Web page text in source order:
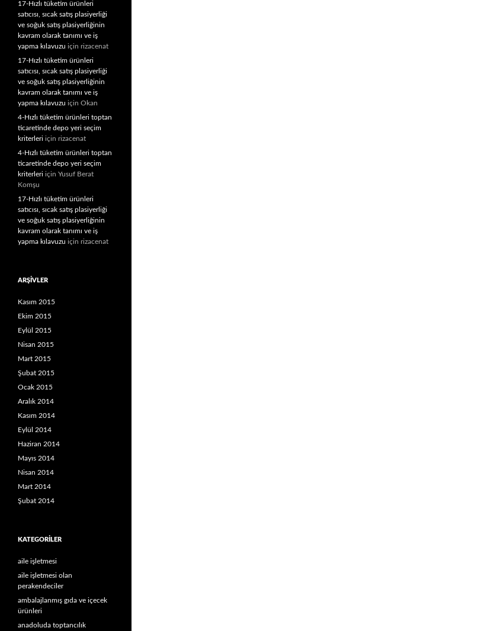
17-Hızlı tüketim ürünleri
satıcısı, sıcak satış plasiyerliği
ve soğuk satış plasiyerliğinin
kavram olarak tanımı ve iş
yapma kılavuzu için rizacenat
17-Hızlı tüketim ürünleri
satıcısı, sıcak satış plasiyerliği
ve soğuk satış plasiyerliğinin
kavram olarak tanımı ve iş
yapma kılavuzu için Okan
4-Hızlı tüketim ürünleri toptan
ticaretinde depo yeri seçim
kriterleri için rizacenat
4-Hızlı tüketim ürünleri toptan
ticaretinde depo yeri seçim
kriterleri için Yusuf Berat
Komşu
17-Hızlı tüketim ürünleri
satıcısı, sıcak satış plasiyerliği
ve soğuk satış plasiyerliğinin
kavram olarak tanımı ve iş
yapma kılavuzu için rizacenat
ARŞIVLER
Kasım 2015
Ekim 2015
Eylül 2015
Nisan 2015
Mart 2015
Şubat 2015
Ocak 2015
Aralık 2014
Kasım 2014
Eylül 2014
Haziran 2014
Mayıs 2014
Nisan 2014
Mart 2014
Şubat 2014
KATEGORILER
aile işletmesi
aile işletmesi olan
perakendeciler
ambalajlanmış gıda ve içecek
ürünleri
anadoluda toptancılık